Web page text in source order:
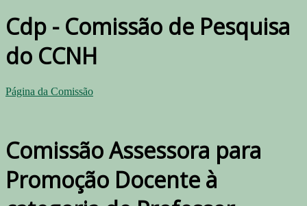
Cdp - Comissão de Pesquisa
do CCNH
Página da Comissão
Comissão Assessora para
Promoção Docente à